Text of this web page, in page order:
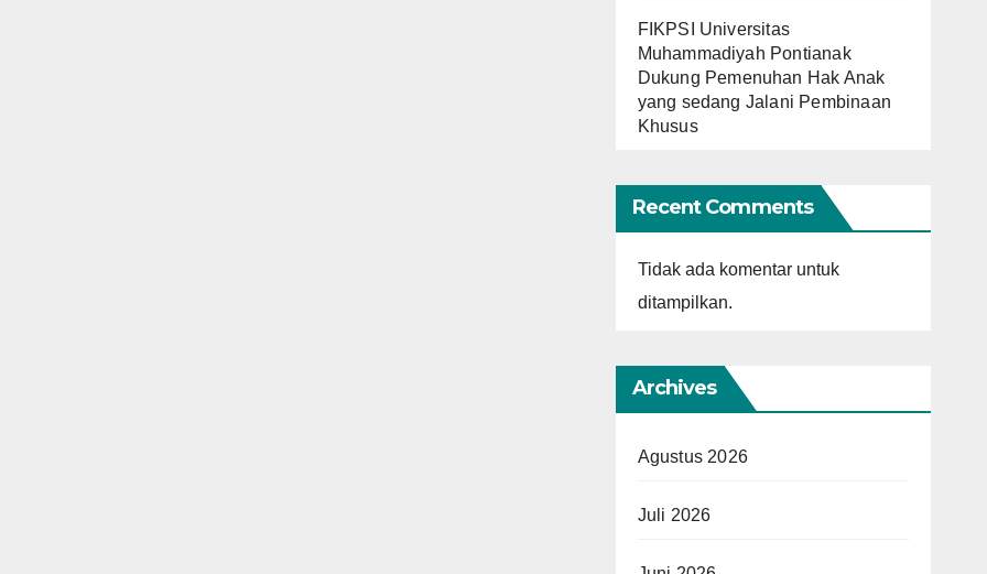
FIKPSI Universitas
Muhammadiyah Pontianak
Dukung Pemenuhan Hak Anak
yang sedang Jalani Pembinaan
Khusus
Recent Comments
Tidak ada komentar untuk
ditampilkan.
Archives
Agustus 2026
Juli 2026